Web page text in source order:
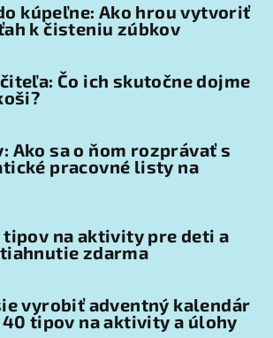
kúpeľne: Ako hrou vytvoriť
k čisteniu zúbkov
Čo ich skutočne dojme
Ako sa o ňom rozprávať s
pracovné listy na
tipov na aktivity pre deti a
zdarma
vyrobiť adventný kalendár
tipov na aktivity a úlohy